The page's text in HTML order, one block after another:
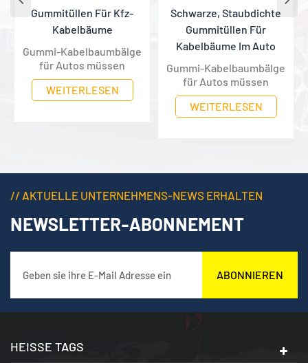
Gummitüllen Für Kfz-
Kabelbäume
Gummi-Kabelbaumbälge
für Autos müssen
optisch einwandfrei und
haltbar sein.Mit der
WEITERLESEN
Schwarze, Staubdichte
Gummitüllen Für
Kabelbäume Im Auto
Gummi-Kabelbaumbälge
für Autos müssen
optisch einwandfrei und
haltbar sein.Mit der
WEITERLESEN
// AKTUELLE UNTERNEHMENS-NEWS ERHALTEN
NEWSLETTER-ABONNEMENT
ABONNIEREN
HEISSE TAGS